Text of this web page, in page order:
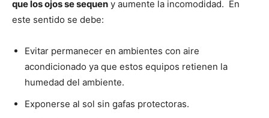
que los ojos se sequen y aumente la incomodidad. En
este sentido se debe:
Evitar permanecer en ambientes con aire
acondicionado ya que estos equipos retienen la
humedad del ambiente.
Exponerse al sol sin gafas protectoras.